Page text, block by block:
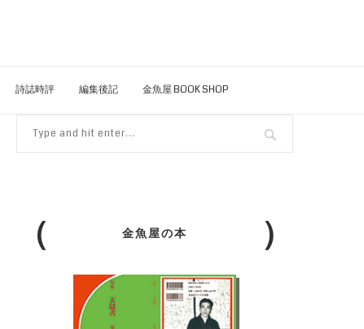
詩誌時評 編集後記 金魚屋 BOOK SHOP
金魚屋の本